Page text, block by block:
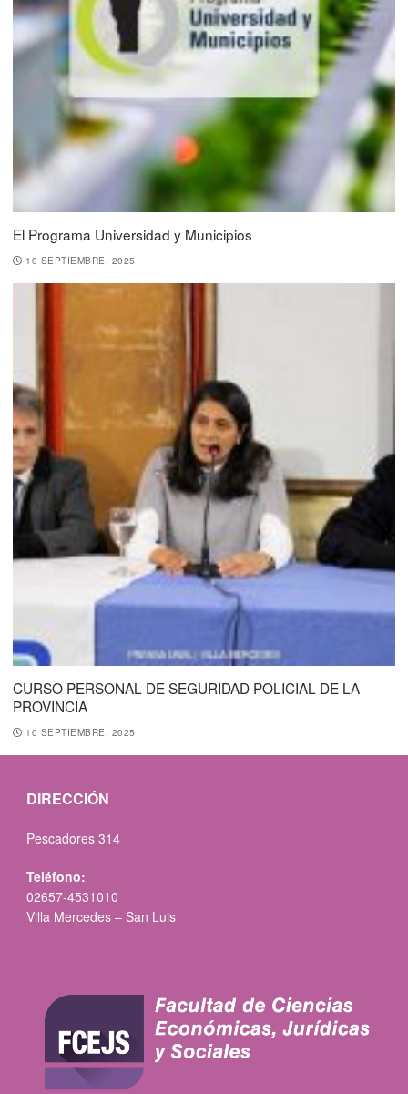
El Programa Universidad y Municipios
10 SEPTIEMBRE, 2025
CURSO PERSONAL DE SEGURIDAD POLICIAL DE LA
PROVINCIA
10 SEPTIEMBRE, 2025
DIRECCIÓN
Pescadores 314
Teléfono:
02657-4531010
Villa Mercedes – San Luis